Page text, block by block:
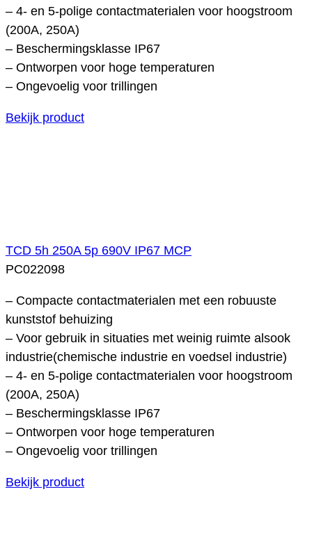
– 4- en 5-polige contactmaterialen voor hoogstroom
(200A, 250A)
– Beschermingsklasse IP67
– Ontworpen voor hoge temperaturen
– Ongevoelig voor trillingen
Bekijk product
TCD 5h 250A 5p 690V IP67 MCP
PC022098
– Compacte contactmaterialen met een robuuste
kunststof behuizing
– Voor gebruik in situaties met weinig ruimte alsook
industrie(chemische industrie en voedsel industrie)
– 4- en 5-polige contactmaterialen voor hoogstroom
(200A, 250A)
– Beschermingsklasse IP67
– Ontworpen voor hoge temperaturen
– Ongevoelig voor trillingen
Bekijk product